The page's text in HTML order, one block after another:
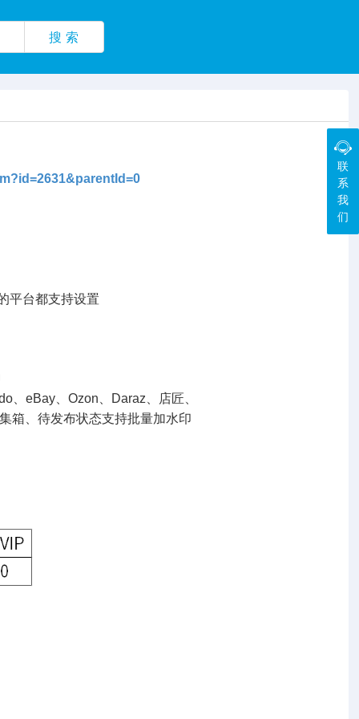
搜 索
平台都支持设置
eBay、Ozon、Daraz、店匠、
待发布状态支持批量加水印
联
系
我
们